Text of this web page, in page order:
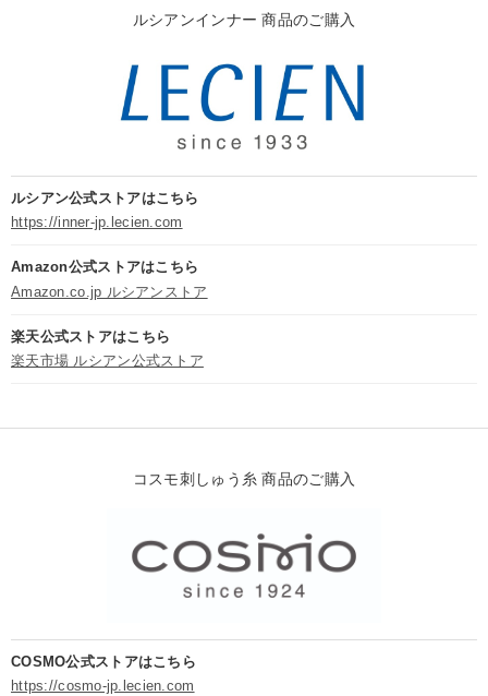
ルシアンインナー 商品のご購入
ルシアン公式ストアはこちら
https://inner-jp.lecien.com
Amazon公式ストアはこちら
Amazon.co.jp ルシアンストア
楽天公式ストアはこちら
楽天市場 ルシアン公式ストア
コスモ刺しゅう糸 商品のご購入
COSMO公式ストアはこちら
https://cosmo-jp.lecien.com